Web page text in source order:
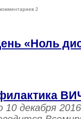
2
«Ноль
10 декабря